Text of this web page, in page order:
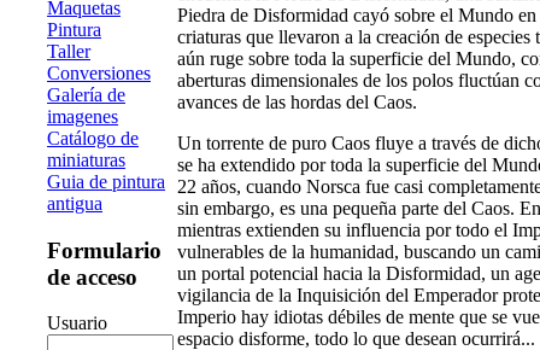
Maquetas
Pintura
Taller
Conversiones
Galería de
imagenes
Catálogo de
miniaturas
Guia de pintura
antigua
Formulario
de acceso
Usuario
Piedra de Disformidad cayó sobre el Mundo
criaturas que llevaron a la creación de
aún ruge sobre toda la superficie del Mundo,
aberturas dimensionales de los polos fluctúan
avances de las hordas del Caos.
Un torrente de puro Caos fluye a través de
se ha extendido por toda la superficie del
22 años, cuando Norsca fue casi
sin embargo, es una pequeña parte del Caos.
mientras extienden su influencia por todo el
vulnerables de la humanidad, buscando un
un portal potencial hacia la Disformidad, un
vigilancia de la Inquisición del Emperador
Imperio hay idiotas débiles de mente que se
espacio disforme, todo lo que desean ocurrirá...